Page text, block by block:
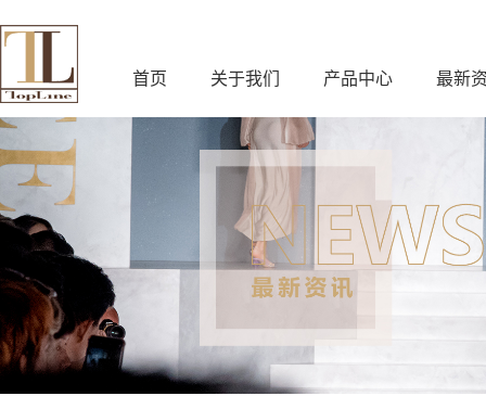
首页 关于我们 产品中心 最新